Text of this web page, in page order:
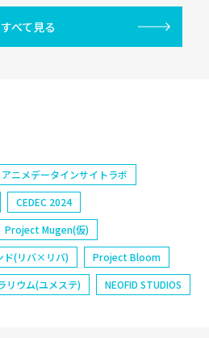
すべて見る
アニメデータインサイトラボ
CEDEC 2024
Project Mugen(仮)
ド(リバ×リバ)
Project Bloom
リウム(ユメステ)
NEOFID STUDIOS